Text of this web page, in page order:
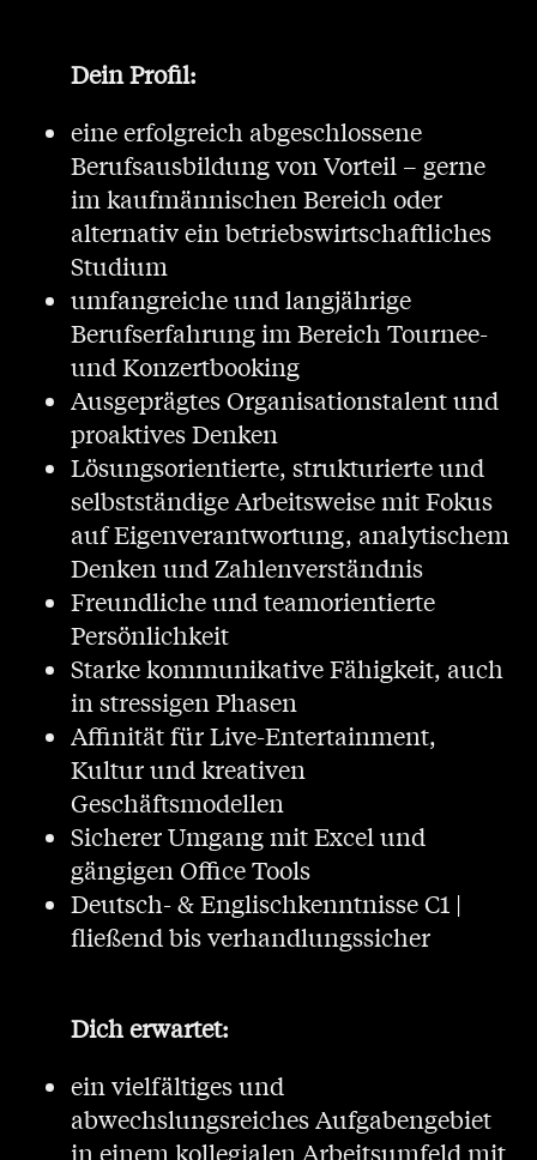
Dein Profil:
eine erfolgreich abgeschlossene
Berufsausbildung von Vorteil – gerne
im kaufmännischen Bereich oder
alternativ ein betriebswirtschaftliches
Studium
umfangreiche und langjährige
Berufserfahrung im Bereich Tournee-
und Konzertbooking
Ausgeprägtes Organisationstalent und
proaktives Denken
Lösungsorientierte, strukturierte und
selbstständige Arbeitsweise mit Fokus
auf Eigenverantwortung, analytischem
Denken und Zahlenverständnis
Freundliche und teamorientierte
Persönlichkeit
Starke kommunikative Fähigkeit, auch
in stressigen Phasen
Affinität für Live-Entertainment,
Kultur und kreativen
Geschäftsmodellen
Sicherer Umgang mit Excel und
gängigen Office Tools
Deutsch- & Englischkenntnisse C1 |
fließend bis verhandlungssicher
Dich erwartet:
ein vielfältiges und
abwechslungsreiches Aufgabengebiet
in einem kollegialen Arbeitsumfeld mit